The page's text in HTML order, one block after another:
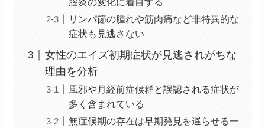
リンパ節の腫れや筋肉痛など非特異的な
症状も見逃さない
女性のエイズ初期症状が見逃されがちな
理由を分析
風邪や月経前症候群と誤認される症状が
多く含まれている
無症候期の存在は早期発見を遅らせる一